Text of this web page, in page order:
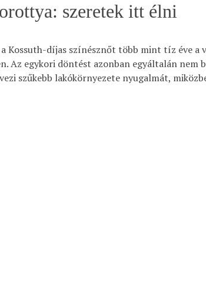
szeretek itt élni
Kossuth-díjas színésznőt több mint tíz éve a
Az egykori döntést azonban egyáltalán nem
szűkebb lakókörnyezete nyugalmát,